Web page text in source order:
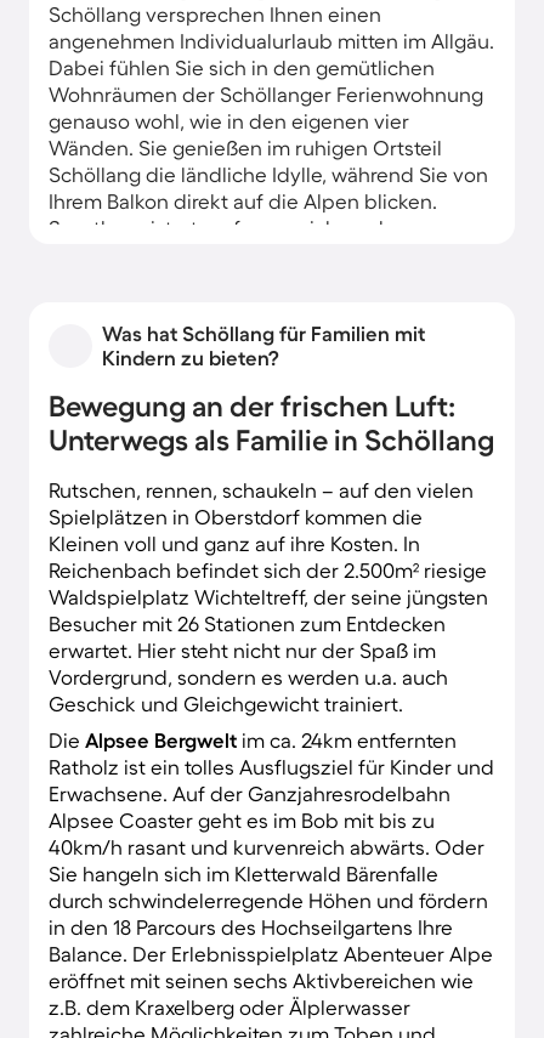
Schöllang versprechen Ihnen einen
angenehmen Individualurlaub mitten im Allgäu.
Dabei fühlen Sie sich in den gemütlichen
Wohnräumen der Schöllanger Ferienwohnung
genauso wohl, wie in den eigenen vier
Wänden. Sie genießen im ruhigen Ortsteil
Schöllang die ländliche Idylle, während Sie von
Ihrem Balkon direkt auf die Alpen blicken.
Sportbegeisterte erfreuen sich an der
Was hat Schöllang für Familien mit
Kindern zu bieten?
Bewegung an der frischen Luft:
Unterwegs als Familie in Schöllang
Rutschen, rennen, schaukeln – auf den vielen
Spielplätzen in Oberstdorf kommen die
Kleinen voll und ganz auf ihre Kosten. In
Reichenbach befindet sich der 2.500m² riesige
Waldspielplatz Wichteltreff, der seine jüngsten
Besucher mit 26 Stationen zum Entdecken
erwartet. Hier steht nicht nur der Spaß im
Vordergrund, sondern es werden u.a. auch
Geschick und Gleichgewicht trainiert.
Die Alpsee Bergwelt im ca. 24km entfernten
Ratholz ist ein tolles Ausflugsziel für Kinder und
Erwachsene. Auf der Ganzjahresrodelbahn
Alpsee Coaster geht es im Bob mit bis zu
40km/h rasant und kurvenreich abwärts. Oder
Sie hangeln sich im Kletterwald Bärenfalle
durch schwindelerregende Höhen und fördern
in den 18 Parcours des Hochseilgartens Ihre
Balance. Der Erlebnisspielplatz Abenteuer Alpe
eröffnet mit seinen sechs Aktivbereichen wie
z.B. dem Kraxelberg oder Älplerwasser